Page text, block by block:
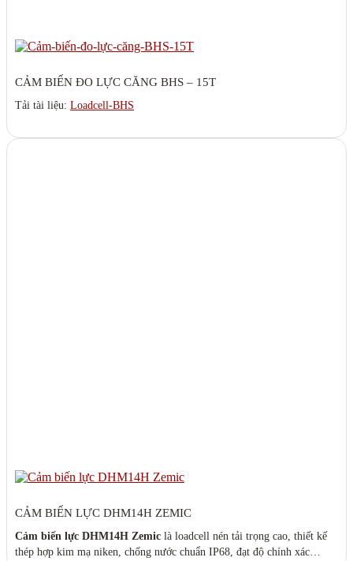
CẢM BIẾN ĐO LỰC CĂNG BHS – 15T
Tải tài liệu: Loadcell-BHS
CẢM BIẾN LỰC DHM14H ZEMIC
Cảm biến lực DHM14H Zemic là loadcell nén tải trọng cao, thiết kế
thép hợp kim mạ niken, chống nước chuẩn IP68, đạt độ chính xác